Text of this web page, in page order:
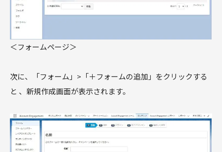
＜フォームページ＞
次に、「フォーム」>「＋フォームの追加」をクリックする
と 、新規作成画面が表示されます。